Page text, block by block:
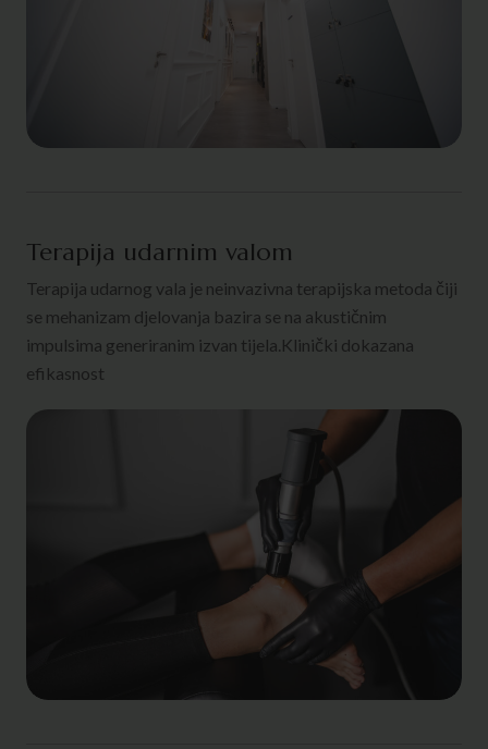
Terapija udarnim valom
Terapija udarnog vala je neinvazivna terapijska metoda čiji
se mehanizam djelovanja bazira se na akustičnim
impulsima generiranim izvan tijela.Klinički dokazana
efikasnost